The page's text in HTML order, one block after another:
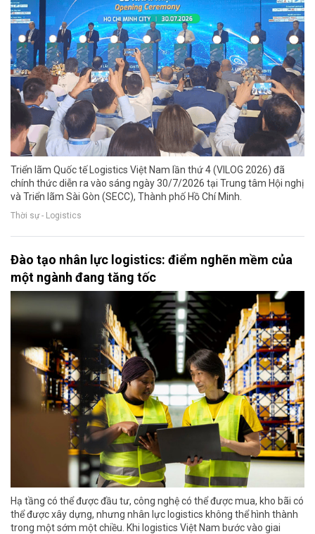
Triển lãm Quốc tế Logistics Việt Nam lần thứ 4 (VILOG 2026) đã
chính thức diễn ra vào sáng ngày 30/7/2026 tại Trung tâm Hội nghị
và Triển lãm Sài Gòn (SECC), Thành phố Hồ Chí Minh.
Thời sự - Logistics
Đào tạo nhân lực logistics: điểm nghẽn mềm của
một ngành đang tăng tốc
Hạ tầng có thể được đầu tư, công nghệ có thể được mua, kho bãi có
thể được xây dựng, nhưng nhân lực logistics không thể hình thành
trong một sớm một chiều. Khi logistics Việt Nam bước vào giai